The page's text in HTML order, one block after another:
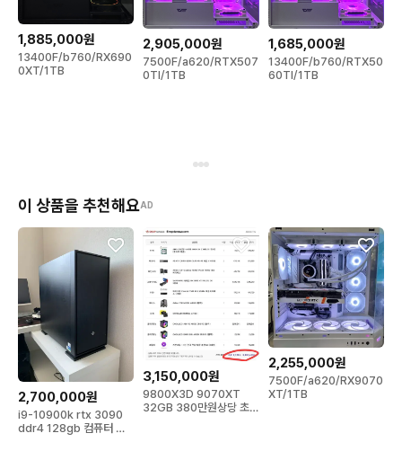
✔️ 원하시는 사양으로
✔️ 더 저렴하게
✔️ 고객님 만족 200% 보장!
1,885,000원
13400F/b760/RX690
0XT/1TB
2,905,000원
7500F/a620/RTX507
0TI/1TB
1,685,000원
13400F/b760/RTX50
60TI/1TB
이 상품을 추천해요AD
2,700,000원
i9-10900k rtx 3090
ddr4 128gb 컴퓨터 본
3,150,000원
9800X3D 9070XT
32GB 380만원상당 초
2,255,000원
7500F/a620/RX9070
XT/1TB